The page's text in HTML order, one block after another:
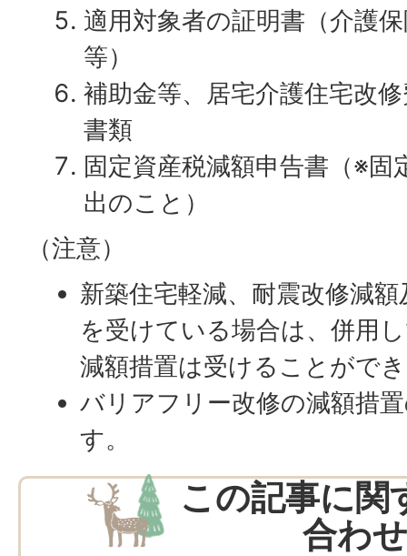
適用対象者の証明書（介護
等）
補助金等、居宅介護住宅改
書類
固定資産税減額申告書（※固
出のこと）
（注意）
新築住宅軽減、耐震改修減
を受けている場合は、併用
減額措置は受けることがで
バリアフリー改修の減額措
す。
この記事に関
合わ